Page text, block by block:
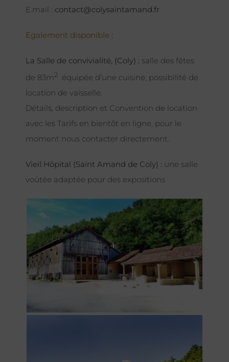
E.mail : contact@colysaintamand.fr
Egalement disponible :
La Salle de convivialité, (Coly) : salle des fêtes
de 83m2
équipée d’une cuisine, possibilité de
location de vaisselle.
Détails, description et Convention de location
avec les Tarifs en bientôt en ligne, pour le
moment nous contacter directement.
Vieil Hôpital (Saint Amand de Coly) : une salle
voûtée adaptée pour des expositions